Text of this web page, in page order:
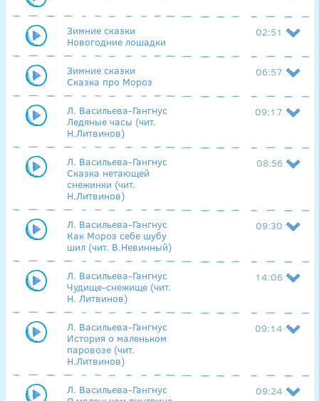
Зимние сказки
Новогодние лошадки
02:51
Зимние сказки
Сказка про Мороз
06:57
Л. Васильева-Гангнус
Ледяные часы (чит.
Н.Литвинов)
09:17
Л. Васильева-Гангнус
Сказка нетающей
снежинки (чит.
Н.Литвинов)
08:56
Л. Васильева-Гангнус
Как Мороз себе шубу
шил (чит. В.Невинный)
09:30
Л. Васильева-Гангнус
Чудище-снежище (чит.
Н. Литвинов)
14:06
Л. Васильева-Гангнус
История о маленьком
паровозе (чит.
Н.Литвинов)
09:14
Л. Васильева-Гангнус
09:24